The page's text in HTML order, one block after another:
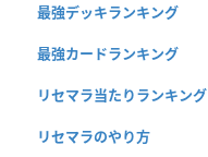
最強デッキランキング
最強カードランキング
リセマラ当たりランキング
リセマラのやり方